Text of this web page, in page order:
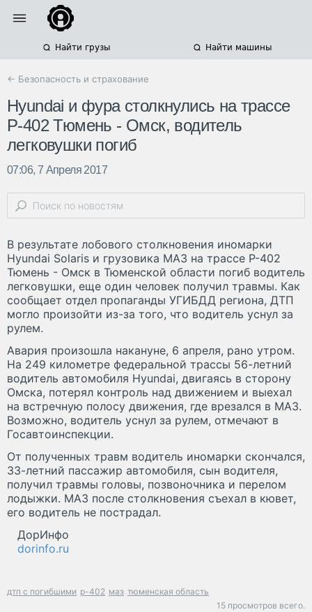
Найти грузы Найти машины
← Безопасность и страхование
Hyundai и фура столкнулись на трассе
Р-402 Тюмень - Омск, водитель
легковушки погиб
07:06, 7 Апреля 2017
В результате лобового столкновения иномарки
Hyundai Solaris и грузовика МАЗ на трассе Р-402
Тюмень - Омск в Тюменской области погиб водитель
легковушки, еще один человек получил травмы. Как
сообщает отдел пропаганды УГИБДД региона, ДТП
могло произойти из-за того, что водитель уснул за
рулем.
Авария произошла накануне, 6 апреля, рано утром.
На 249 километре федеральной трассы 56-летний
водитель автомобиля Hyundai, двигаясь в сторону
Омска, потерял контроль над движением и выехал
на встречную полосу движения, где врезался в МАЗ.
Возможно, водитель уснул за рулем, отмечают в
Госавтоинспекции.
От полученных травм водитель иномарки скончался,
33-летний пассажир автомобиля, сын водителя,
получил травмы головы, позвоночника и перелом
лодыжки. МАЗ после столкновения съехал в кювет,
его водитель не пострадал.
ДорИнфо
dorinfo.ru
дтп с погибшими р-402 маз тюменская область
15 просмотров всего.